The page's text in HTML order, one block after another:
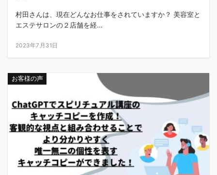
村田さんは、現在どんなお仕事をされていますか？ 美容室と
エステサロンの２店舗を経...
2023年7月31日
お客様の声